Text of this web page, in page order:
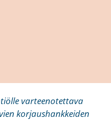
varteenotettava
korjaushankkeiden